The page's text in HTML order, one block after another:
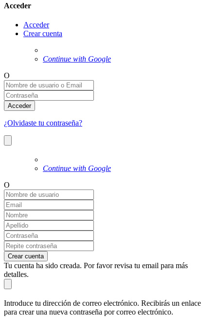
Acceder
Acceder
Crear cuenta
Continue with Google
O
Acceder
¿Olvidaste tu contraseña?
Continue with Google
O
Crear cuenta
Tu cuenta ha sido creada. Por favor revisa tu email para más
detalles.
Introduce tu dirección de correo electrónico. Recibirás un enlace
para crear una nueva contraseña por correo electrónico.